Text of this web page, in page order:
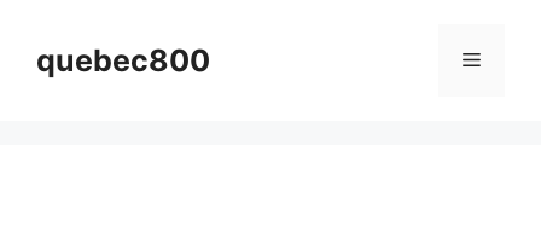
contentquebec800 Menu